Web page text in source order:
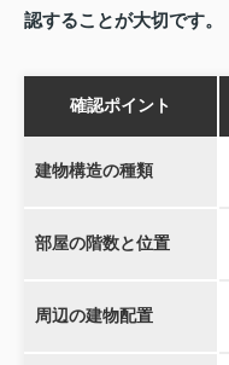
認することが大切です。
確認ポイント
建物構造の種類
部屋の階数と位置
周辺の建物配置